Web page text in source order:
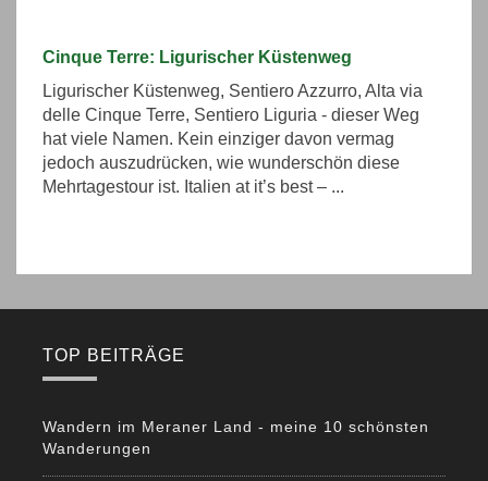
Cinque Terre: Ligurischer Küstenweg
Ligurischer Küstenweg, Sentiero Azzurro, Alta via
delle Cinque Terre, Sentiero Liguria - dieser Weg
hat viele Namen. Kein einziger davon vermag
jedoch auszudrücken, wie wunderschön diese
Mehrtagestour ist. Italien at it’s best – ...
TOP BEITRÄGE
Wandern im Meraner Land - meine 10 schönsten
Wanderungen